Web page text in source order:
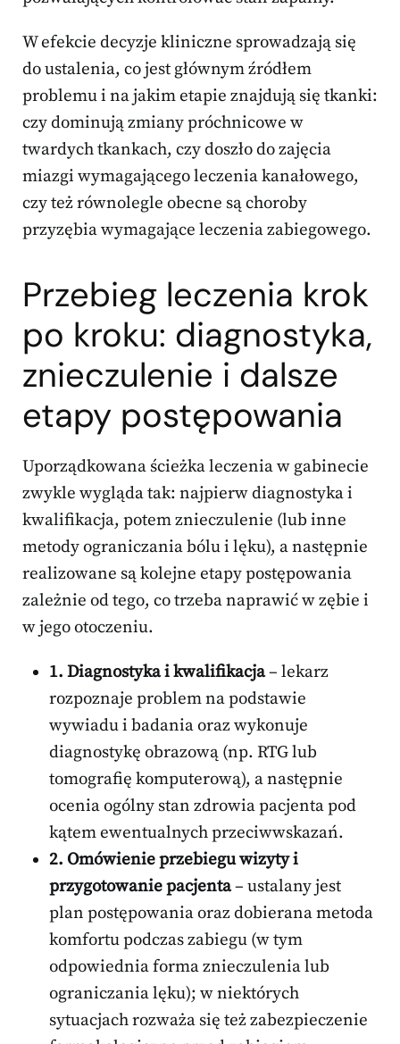
W efekcie decyzje kliniczne sprowadzają się
do ustalenia, co jest głównym źródłem
problemu i na jakim etapie znajdują się tkanki:
czy dominują zmiany próchnicowe w
twardych tkankach, czy doszło do zajęcia
miazgi wymagającego leczenia kanałowego,
czy też równolegle obecne są choroby
przyzębia wymagające leczenia zabiegowego.
Przebieg leczenia krok
po kroku: diagnostyka,
znieczulenie i dalsze
etapy postępowania
Uporządkowana ścieżka leczenia w gabinecie
zwykle wygląda tak: najpierw diagnostyka i
kwalifikacja, potem znieczulenie (lub inne
metody ograniczania bólu i lęku), a następnie
realizowane są kolejne etapy postępowania
zależnie od tego, co trzeba naprawić w zębie i
w jego otoczeniu.
1. Diagnostyka i kwalifikacja– lekarz
rozpoznaje problem na podstawie
wywiadu i badania oraz wykonuje
diagnostykę obrazową (np. RTG lub
tomografię komputerową), a następnie
ocenia ogólny stan zdrowia pacjenta pod
kątem ewentualnych przeciwwskazań.
2. Omówienie przebiegu wizyty i
przygotowanie pacjenta– ustalany jest
plan postępowania oraz dobierana metoda
komfortu podczas zabiegu (w tym
odpowiednia forma znieczulenia lub
ograniczania lęku); w niektórych
sytuacjach rozważa się też zabezpieczenie